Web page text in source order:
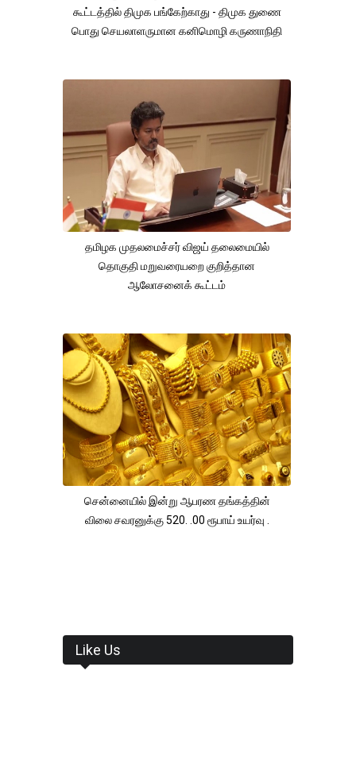
கூட்டத்தில் திமுக பங்கேற்காது - திமுக துணை
பொது செயலாளருமான கனிமொழி கருணாநிதி
தமிழக முதலமைச்சர் விஜய் தலைமையில்
தொகுதி மறுவரையறை குறித்தான
ஆலோசனைக் கூட்டம்
சென்னையில் இன்று ஆபரண தங்கத்தின்
விலை சவரனுக்கு 520. .00 ரூபாய் உயர்வு .
Like Us